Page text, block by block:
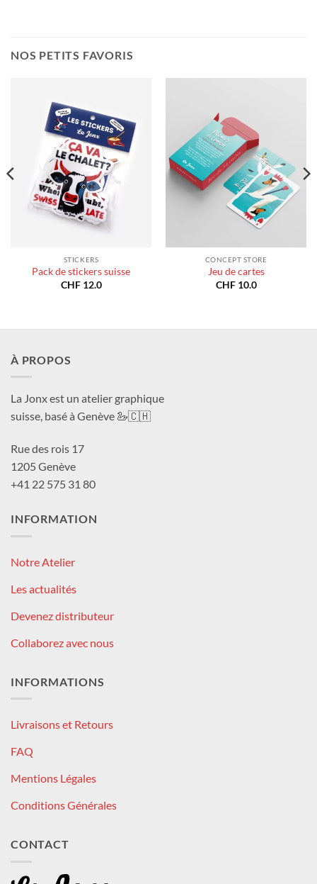
NOS PETITS FAVORIS
STICKERS
Pack de stickers suisse
CHF12.0
CONCEPT STORE
Jeu de cartes
CHF10.0
À PROPOS
La Jonx est un atelier graphique
suisse, basé à Genève 🦢🇨🇭
Rue des rois 17
1205 Genève
+41 22 575 31 80
INFORMATION
Notre Atelier
Les actualités
Devenez distributeur
Collaborez avec nous
INFORMATIONS
Livraisons et Retours
FAQ
Mentions Légales
Conditions Générales
CONTACT